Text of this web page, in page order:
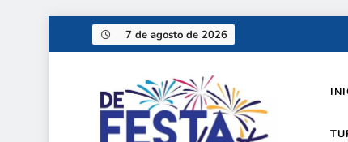
7 de agosto de 2026